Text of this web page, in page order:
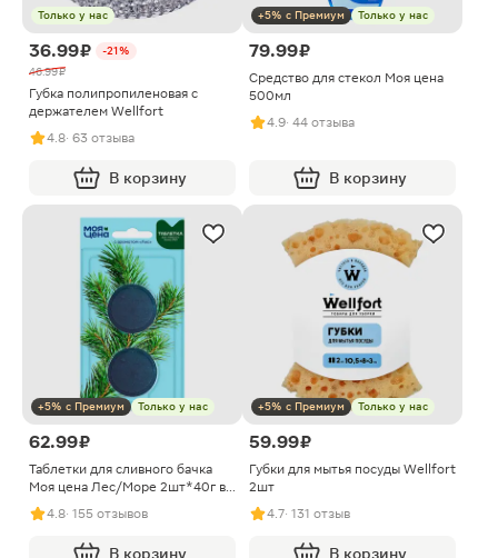
Только у нас
36.99 ₽
-21%
46.99 ₽
Губка полипропиленовая с
держателем Wellfort
4.8· 63 отзыва
В корзину
+5% с Премиум Только у нас
79.99 ₽
Средство для стекол Моя цена
500мл
4.9· 44 отзыва
В корзину
+5% с Премиум Только у нас
62.99 ₽
Таблетки для сливного бачка
Моя цена Лес/Море 2шт*40г в
ассортименте
4.8· 155 отзывов
В корзину
+5% с Премиум Только у нас
59.99 ₽
Губки для мытья посуды Wellfort
2шт
4.7· 131 отзыв
В корзину